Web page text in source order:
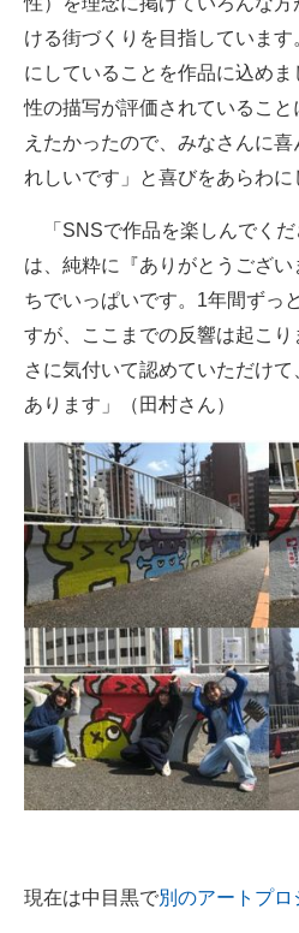
ける街づくりを目指していま
にしていることを作品に込め
性の描写が評価されているこ
えたかったので、みなさんに
れしいです」と喜びをあらわに
「SNSで作品を楽しんでくだ
は、純粋に『ありがとうござ
ちでいっぱいです。1年間ずっ
すが、ここまでの反響は起こ
さに気付いて認めていただけ
あります」（田村さん）
現在は中目黒で別のアートプロ